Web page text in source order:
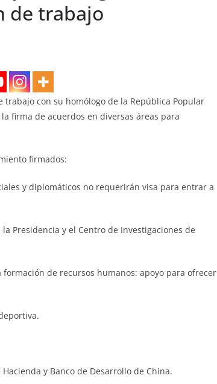
de trabajo
con su homólogo de la República Popular
firma de acuerdos en diversas áreas para
firmados:
y diplomáticos no requerirán visa para entrar a
Presidencia y el Centro de Investigaciones de
de recursos humanos: apoyo para ofrecer
y Banco de Desarrollo de China.